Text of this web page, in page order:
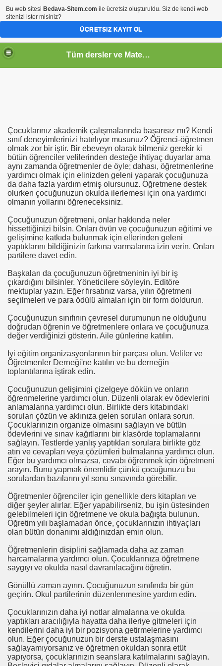
Tüm dersler ve Matematik
Çocuklarınız akademik çalışmalarında başarısız mı? Kendi
sınıf deneyimlerinizi hatırlıyor musunuz? Öğrenci-öğretmen
olmak zor bir iştir. Bir ebeveyn olarak bilmeniz gerekir ki
bütün öğrenciler velilerinden desteğe ihtiyaç duyarlar ama
aynı zamanda öğretmenler de öyle; dahası, öğretmenlerine
yardımcı olmak için elinizden geleni yaparak çocuğunuza
da daha fazla yardım etmiş olursunuz. Öğretmene destek
olurken çocuğunuzun okulda ilerlemesi için ona yardımcı
olmanın yollarını öğreneceksiniz.
Çocuğunuzun öğretmeni, onlar hakkında neler
hissettiğinizi bilsin. Onları övün ve çocuğunuzun eğitimi ve
gelişimine katkıda bulunmak için ellerinden geleni
yaptıklarını bildiğinizin farkına varmalarına izin verin. Onları
partilere davet edin.
Başkaları da çocuğunuzun öğretmeninin iyi bir iş
çıkardığını bilsinler. Yöneticilere söyleyin. Editöre
mektuplar yazın. Eğer fırsatınız varsa, yılın öğretmeni
seçilmeleri ve para ödülü almaları için bir form doldurun.
Çocuğunuzun sınıfının çevresel durumunun ne olduğunu
doğrudan öğrenin ve öğretmenlere onlara ve çocuğunuza
değer verdiğinizi gösterin. Aile günlerine katılın.
Iyi eğitim organizasyonlarının bir parçası olun. Veliler ve
Öğretmenler Derneği'ne katılın ve bu derneğin
toplantılarına iştirak edin.
Çocuğunuzun gelişimini çizelgeye dökün ve onların
öğrenmelerine yardımcı olun. Düzenli olarak ev ödevlerini
anlamalarına yardımcı olun. Birlikte ders kitabındaki
soruları çözün ve aklınıza gelen soruları onlara sorun.
Çocuklarınızın organize olmasını sağlayın ve bütün
ödevlerini ve sınav kağıtlarını bir klasörde toplamalarını
sağlayın. Testlerde yanlış yaptıkları sorulara birlikte göz
atın ve cevapları veya çözümleri bulmalarına yardımcı olun.
Eğer bu yardımcı olmazsa, cevabı öğrenmek için öğretmeni
arayın. Bunu yapmak önemlidir çünkü çocuğunuzu bu
sorulardan bazılarını yıl sonu sınavında görebilir.
Öğretmenler öğrenciler için genellikle ders kitapları ve
diğer şeyler alırlar. Eğer yapabilirseniz, bu işin üstesinden
gelebilmeleri için öğretmene ve okula bağışta bulunun.
Öğretim yılı başlamadan önce, çocuklarınızın ihtiyaçları
olan bütün donanımı aldığınızdan emin olun.
Öğretmenlerin disiplini sağlamada daha az zaman
harcamalarına yardımcı olun. Çocuklarınıza öğretmene
saygıyı ve okulda nasıl davranılacağını öğretin.
Gönüllü zaman ayırın. Çocuğunuzun sınıfında bir gün
geçirin. Okul partilerinin düzenlenmesine yardım edin.
Çocuklarınızın daha iyi notlar almalarına ve okulda
yaptıkları aracılığıyla hayatta daha ileriye gitmeleri için
kendilerini daha iyi bir pozisyona getirmelerine yardımcı
olun. Eğer çocuğunuzun bir derste ustalaşmasını
sağlayamıyorsanız ve öğretmen okuldan sonra etüt
yapıyorsa, çocuklarınızın seanslara katılmalarını sağlayın.
Bu web sitesi Bedava-Sitem.com ile ücretsiz oluşturuldu. Siz de kendi web
sitenizi ister misiniz?
ÜCRETSIZ KAYIT OL